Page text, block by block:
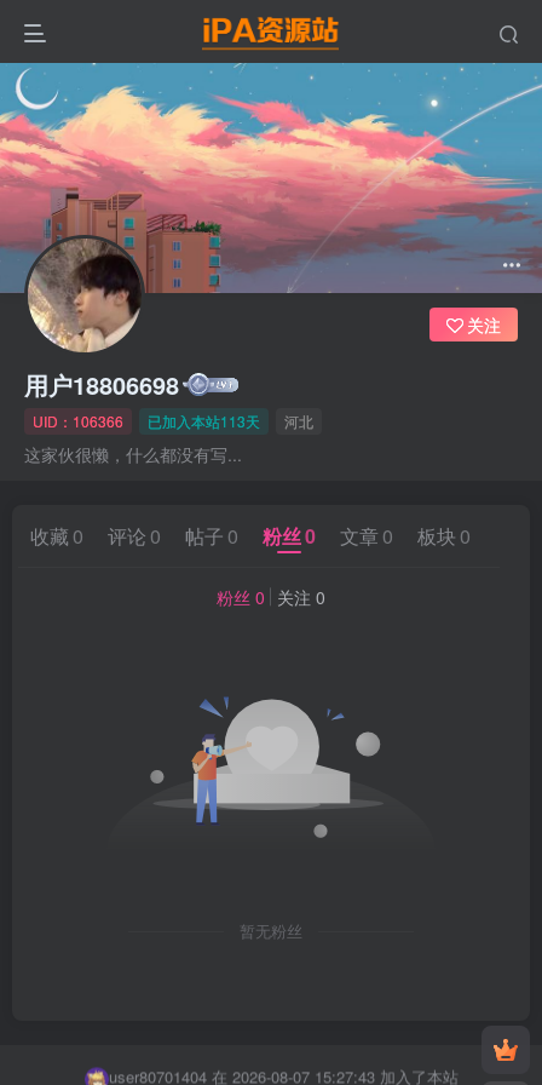
用户18806698
UID：106366 已加入本站113天 河北
这家伙很懒，什么都没有写...
关注
收藏 0 评论 0 帖子 0 粉丝0 文章 0 板块 0
粉丝 0 关注 0
暂无粉丝